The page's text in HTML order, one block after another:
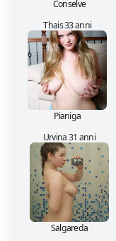
Conselve
Thais 33 anni
Pianiga
Urvina 31 anni
Salgareda